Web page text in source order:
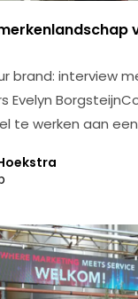
brand: interview
Evelyn
te werken aan